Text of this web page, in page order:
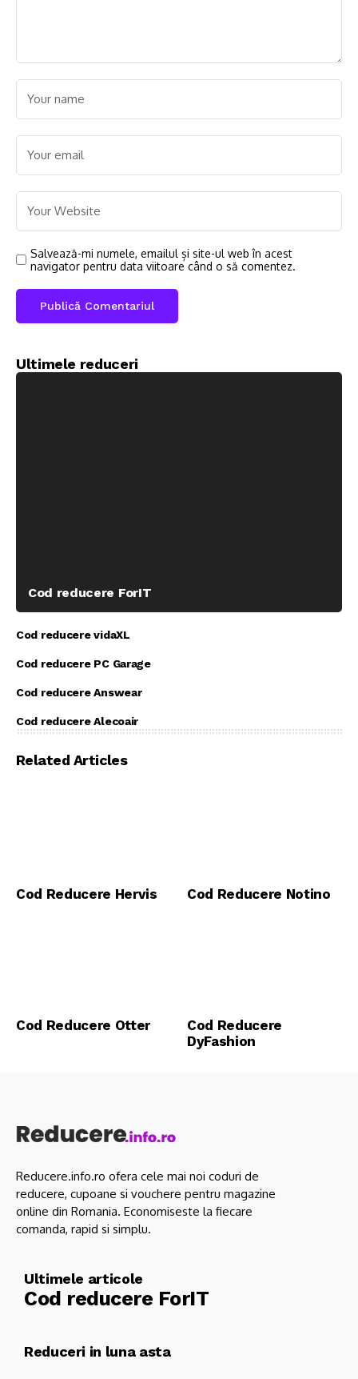
Salvează-mi numele, emailul și site-ul web în acest
navigator pentru data viitoare când o să comentez.
Ultimele reduceri
Cod reducere ForIT
Cod reducere vidaXL
Cod reducere PC Garage
Cod reducere Answear
Cod reducere Alecoair
Related Articles
Cod Reducere Hervis Cod Reducere Notino
Cod Reducere Otter
Cod Reducere
DyFashion
Reducere.info.ro ofera cele mai noi coduri de
reducere, cupoane si vouchere pentru magazine
online din Romania. Economiseste la fiecare
comanda, rapid si simplu.
Ultimele articole
Cod reducere ForIT
Reduceri in luna asta